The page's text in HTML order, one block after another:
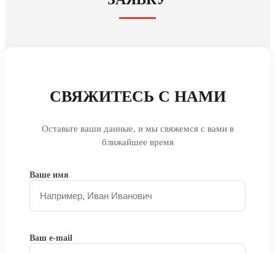
СВЯЖИТЕСЬ С НАМИ
Оставьте ваши данные, и мы свяжемся с вами в
ближайшее время
Ваше имя
Ваш e-mail